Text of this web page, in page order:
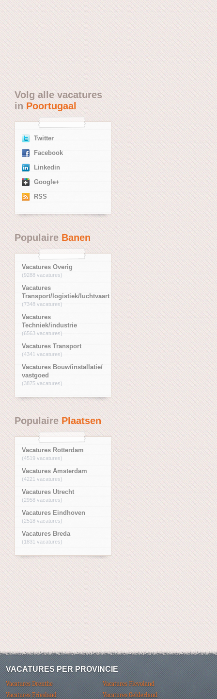
Volg alle vacatures
in Poortugaal
Twitter
Facebook
Linkedin
Google+
RSS
PopulaireBanen
Vacatures Overig
(9288 vacatures)
Vacatures
Transport/logistiek/luchtvaart
(7348 vacatures)
Vacatures
Techniek/industrie
(6563 vacatures)
Vacatures Transport
(4341 vacatures)
Vacatures Bouw/installatie/
vastgoed
(3875 vacatures)
Populaire Plaatsen
Vacatures Rotterdam
(4519 vacatures)
Vacatures Amsterdam
(4221 vacatures)
Vacatures Utrecht
(2958 vacatures)
Vacatures Eindhoven
(2518 vacatures)
Vacatures Breda
(1831 vacatures)
VACATURES PER PROVINCIE
Vacatures Drenthe
Vacatures Flevoland
Vacatures Friesland
Vacatures Gelderland